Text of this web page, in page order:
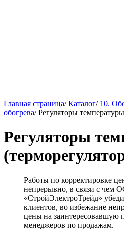
Главная страница/ Каталог/ 10.
обогрева/ Регуляторы
Регуляторы
Работы по корректировке
непрерывно, в связи с чем
«СтройЭлектроТрейд»
клиентов, во избежание
цены на заинтересовавшую
менеджеров по продажам.